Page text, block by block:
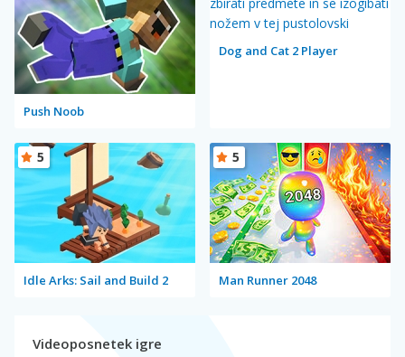
Push Noob
Dog and Cat 2 Player
Idle Arks: Sail and Build 2
5
Man Runner 2048
5
Videoposnetek igre